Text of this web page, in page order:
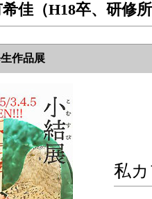
佳（H18卒、研修
作品展
私